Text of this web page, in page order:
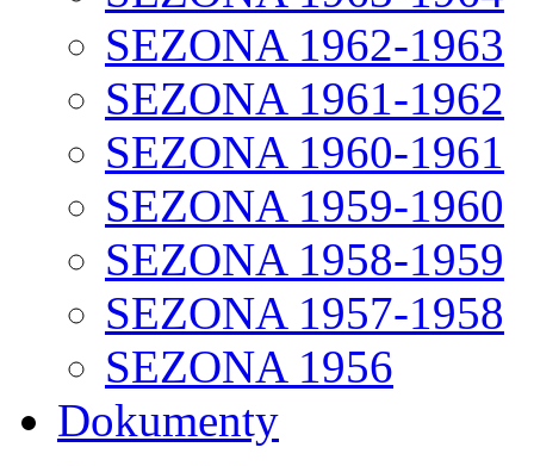
SEZONA 1962-1963
SEZONA 1961-1962
SEZONA 1960-1961
SEZONA 1959-1960
SEZONA 1958-1959
SEZONA 1957-1958
SEZONA 1956
Dokumenty